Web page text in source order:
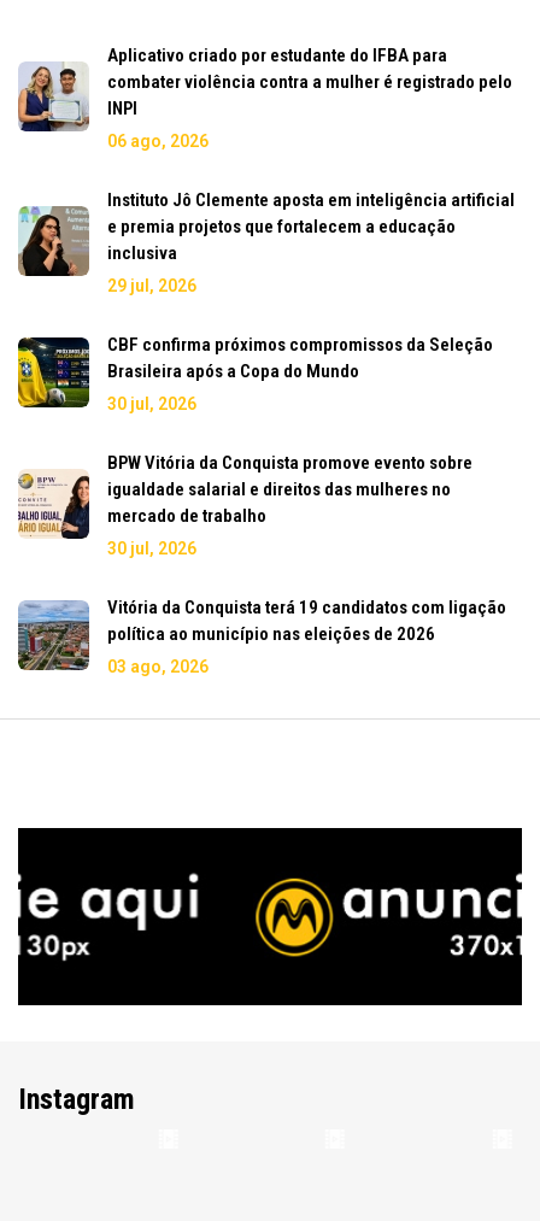
Aplicativo criado por estudante do IFBA para
combater violência contra a mulher é registrado pelo
INPI
06 ago, 2026
Instituto Jô Clemente aposta em inteligência artificial
e premia projetos que fortalecem a educação
inclusiva
29 jul, 2026
CBF confirma próximos compromissos da Seleção
Brasileira após a Copa do Mundo
30 jul, 2026
BPW Vitória da Conquista promove evento sobre
igualdade salarial e direitos das mulheres no
mercado de trabalho
30 jul, 2026
Vitória da Conquista terá 19 candidatos com ligação
política ao município nas eleições de 2026
03 ago, 2026
Instagram